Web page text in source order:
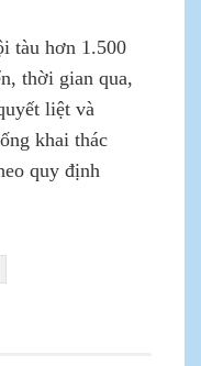
tàu hơn 1.500
thời gian qua,
liệt và
khai thác
quy định